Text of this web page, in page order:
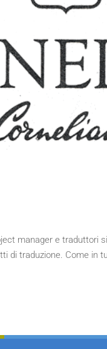
manager e traduttori
di traduzione. Come in